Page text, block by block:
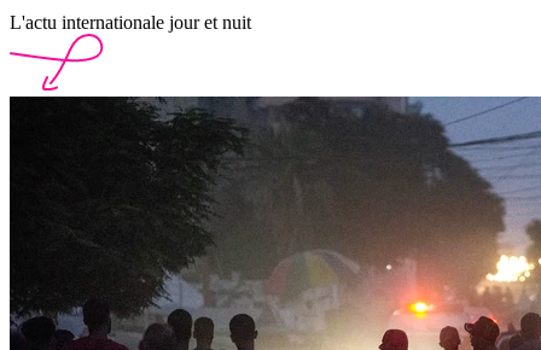
L'actu internationale jour et nuit